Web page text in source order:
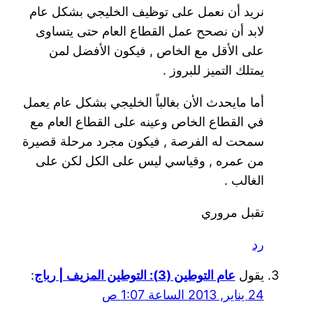
نريد أن نعمل على توظيف الخليجي بشكل عام
لابد أن نصحح عمل القطاع العام حتى يتساوى
على الأقل مع الخاص , فيكون الأفضل لمن
يمتلك التميز للبروز .
أما مايحدث الأن بغالباً الخليجي بشكل عام يعمل
في القطاع الخاص وعينه على القطاع العام مع
سمحت له الفرصة , فيكون مجرد مرحلة قصيرة
من عمره , وقياسي ليس على الكل لكن على
الغالب .
تقبل مروري
رد
يقول عام التوطين (3): التوطين المزيف | رباج
:
24 يناير, 2013 الساعة 1:07 ص